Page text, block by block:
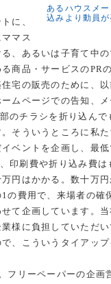
あるハウスメ
込みより動員
に、
マス
、あるいは子育て中
商品・サービスのPR
宅の販売のために、
ムページでの告知、
のチラシを折り込ん
そういうところに私
ベントを企画し、最
刷費や折り込み費は
円はかかる。数十万
費用で、来場者の確
て企画しています。
様に負担していただ
、こういうタイアッ
リーペーパーの企画